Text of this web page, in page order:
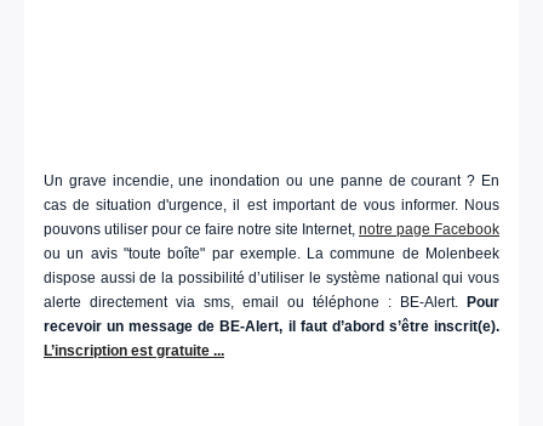
Un grave incendie, une inondation ou une panne de courant ? En
cas de situation d'urgence, il est important de vous informer. Nous
pouvons utiliser pour ce faire notre site Internet, notre page Facebook
ou un avis "toute boîte" par exemple. La commune de Molenbeek
dispose aussi de la possibilité d’utiliser le système national qui vous
alerte directement via sms, email ou téléphone : BE-Alert.
Pour
recevoir un message de BE-Alert, il faut d’abord s’être inscrit(e).
L’inscription est gratuite ...